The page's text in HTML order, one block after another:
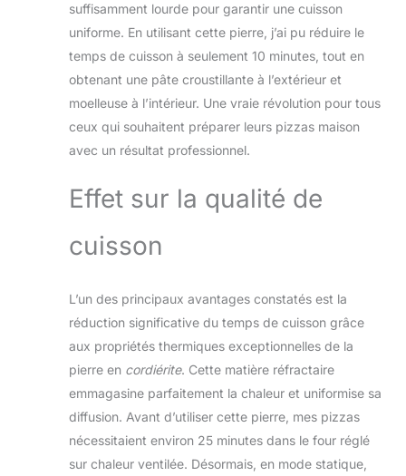
charbon
(barbecue), la pizza
peut être cuite,
avec le couvercle, à
des températures
nettement plus
élevées que dans le
four, pour un
pierre à pizza peut
avec les barbecues
à gaz VIDERO et
MAGNUM de
RÖSLE, ainsi que
tout autre barbecue
à gaz ayant une
surface de cuisson
supérieure à 42 x
30 cm 42 x 30 x
1,5 cm (longueur x
suffisamment lourde pour garantir une cuisson
uniforme. En utilisant cette pierre, j’ai pu réduire le
temps de cuisson à seulement 10 minutes, tout en
obtenant une pâte croustillante à l’extérieur et
moelleuse à l’intérieur. Une vraie révolution pour tous
ceux qui souhaitent préparer leurs pizzas maison
avec un résultat professionnel.
Effet sur la qualité de
cuisson
L’un des principaux avantages constatés est la
réduction significative du temps de cuisson grâce
aux propriétés thermiques exceptionnelles de la
pierre en cordiérite. Cette matière réfractaire
emmagasine parfaitement la chaleur et uniformise sa
diffusion. Avant d’utiliser cette pierre, mes pizzas
nécessitaient environ 25 minutes dans le four réglé
sur chaleur ventilée. Désormais, en mode statique,